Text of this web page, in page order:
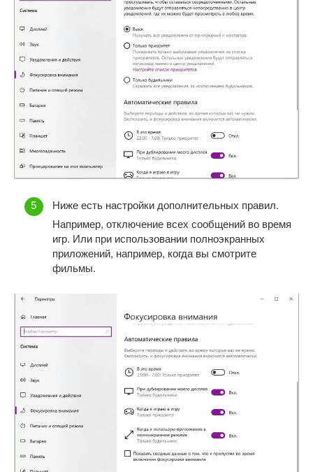
Ниже есть настройки дополнительных правил.
Например, отключение всех сообщений во время
игр. Или при использовании полноэкранных
приложений, например, когда вы смотрите
фильмы.